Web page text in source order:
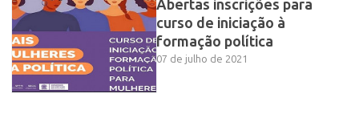
Abertas inscrições para
curso de iniciação à
formação política
07 de julho de 2021